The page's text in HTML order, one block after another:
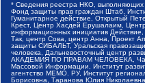
* Сведения реестра НКО, выполняющих
Фонд защиты прав граждан Штаб,
Гуманитарное действие, Открытый
Крест, Центр Хасдей Ерушалаим,
информационных инициатив
Так, центр Сова, центр Анна, Проект
защиты СИБАЛЬТ, Уральская
человека, Дальневосточный центр
АКАДЕМИЯ ПО ПРАВАМ ЧЕЛОВЕКА,
Массовой Информации, Институт
агентство МЕМО. РУ, Институт
Борисовна, Таранова Юлия